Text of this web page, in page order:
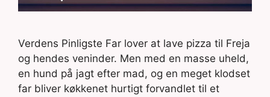
Verdens Pinligste Far lover at lave pizza til Freja
og hendes veninder. Men med en masse uheld,
en hund på jagt efter mad, og en meget klodset
far bliver køkkenet hurtigt forvandlet til et